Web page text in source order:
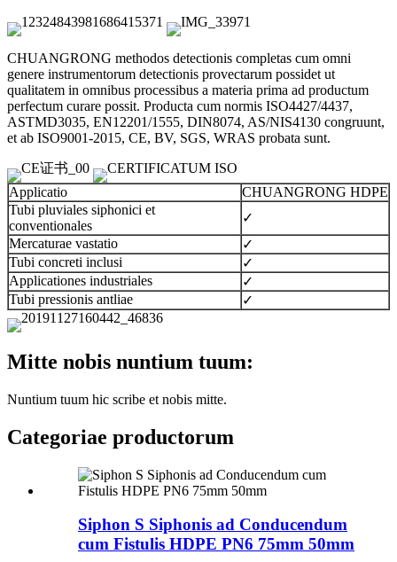
CHUANGRONG methodos detectionis completas cum omni
genere instrumentorum detectionis provectarum possidet ut
qualitatem in omnibus processibus a materia prima ad productum
perfectum curare possit. Producta cum normis ISO4427/4437,
ASTMD3035, EN12201/1555, DIN8074, AS/NIS4130 congruunt,
et ab ISO9001-2015, CE, BV, SGS, WRAS probata sunt.
Applicatio
CHUANGRONG HDPE
Tubi pluviales siphonici et
conventionales
✓
Mercaturae vastatio
✓
Tubi concreti inclusi
✓
Applicationes industriales
✓
Tubi pressionis antliae
✓
Mitte nobis nuntium tuum:
Nuntium tuum hic scribe et nobis mitte.
Categoriae productorum
Siphon S Siphonis ad Conducendum
cum Fistulis HDPE PN6 75mm 50mm